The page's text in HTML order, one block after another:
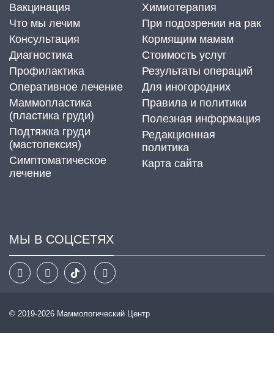
Вакцинация
Что мы лечим
Консультация
Диагностика
Профилактика
Оперативное лечение
Маммопластика
(пластика груди)
Подтяжка груди
(мастопексия)
Cимптоматическое
лечение
Химиотерапия
При подозрении на рак
Кормящим мамам
Стоимость услуг
Результаты операций
Для иногородних
Правила и политики
Полезная информация
Редакционная
политика
Карта сайта
МЫ В СОЦСЕТЯХ
© 2019-2026 Маммологический Центр